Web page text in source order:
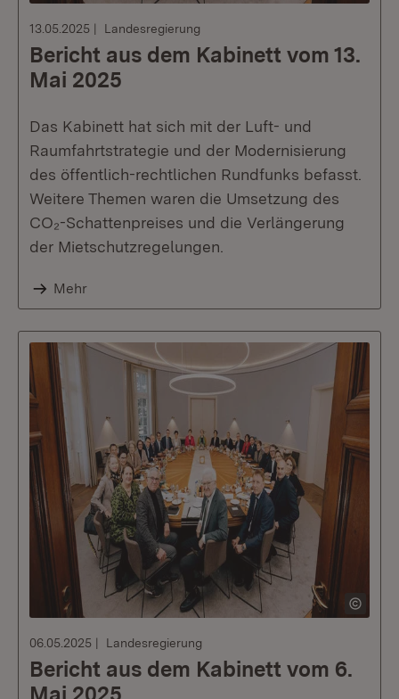
13.05.2025 Landesregierung
Bericht aus dem Kabinett vom 13.
Mai 2025
Das Kabinett hat sich mit der Luft- und
Raumfahrtstrategie und der Modernisierung
des öffentlich-rechtlichen Rundfunks befasst.
Weitere Themen waren die Umsetzung des
CO₂-Schattenpreises und die Verlängerung
der Mietschutzregelungen.
Mehr
06.05.2025 Landesregierung
Bericht aus dem Kabinett vom 6.